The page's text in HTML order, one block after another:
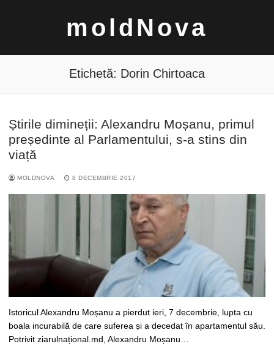
moldNova
Caută
după:
Etichetă: Dorin Chirtoaca
Știrile dimineții: Alexandru Moșanu, primul
președinte al Parlamentului, s-a stins din
viață
MOLDNOVA 8 DECEMBRIE 2017
Istoricul Alexandru Moșanu a pierdut ieri, 7 decembrie, lupta cu
boala incurabilă de care suferea și a decedat în apartamentul său.
Potrivit ziarulnațional.md, Alexandru Moșanu…